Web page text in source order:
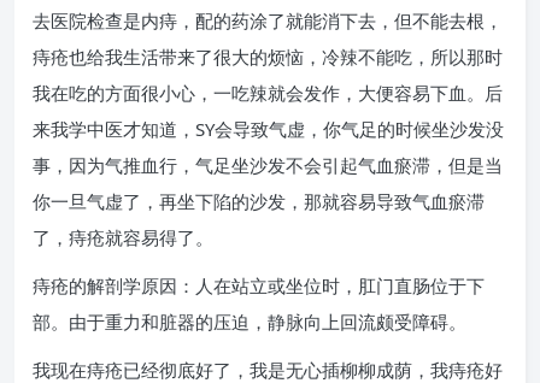
去医院检查是内痔，配的药涂了就能消下去，但不能去根，
痔疮也给我生活带来了很大的烦恼，冷辣不能吃，所以那时
我在吃的方面很小心，一吃辣就会发作，大便容易下血。后
来我学中医才知道，SY会导致气虚，你气足的时候坐沙发没
事，因为气推血行，气足坐沙发不会引起气血瘀滞，但是当
你一旦气虚了，再坐下陷的沙发，那就容易导致气血瘀滞
了，痔疮就容易得了。
痔疮的解剖学原因：人在站立或坐位时，肛门直肠位于下
部。由于重力和脏器的压迫，静脉向上回流颇受障碍。
我现在痔疮已经彻底好了，我是无心插柳柳成荫，我痔疮好